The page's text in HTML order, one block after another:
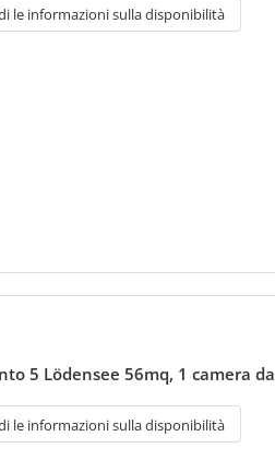
le informazioni sulla disponibilità
5 Lödensee 56mq, 1 camera
le informazioni sulla disponibilità